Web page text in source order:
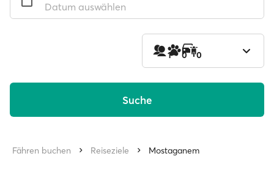
Datum auswählen
1 0 0
Suche
Fähren buchen Reiseziele Mostaganem